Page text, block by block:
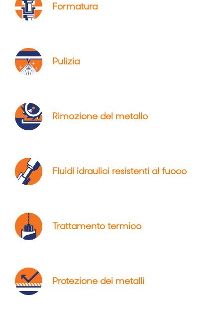
Formatura
Pulizia
Rimozione del metallo
Fluidi idraulici resistenti al fuoco
Trattamento termico
Protezione dei metalli